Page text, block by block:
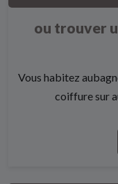
ou trouver
Vous habitez
coiffure sur